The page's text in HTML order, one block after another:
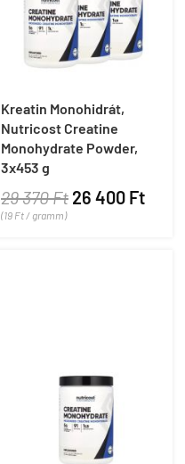
Kreatin Monohidrát,
Nutricost Creatine
Monohydrate Powder,
3x453 g
29 370 Ft 26 400 Ft
(19 Ft / gramm)